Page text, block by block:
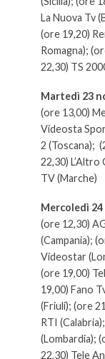
La Nuova Tv
(ore 19,20)
Romagna);
22,30) TS
Martedì 23
(ore 13,00)
Videosta
2 (Toscana);
22,30)
TV (Marche)
Mercoledì
(ore 12,30)
(Campania);
Videostar
(ore 19,00)
19,00) Fano
(Friuli); (ore
RTI
(Lombardia);
22,30) Tele